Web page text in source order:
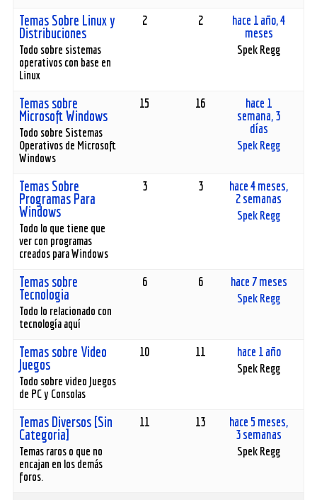
Temas Sobre Linux y
Distribuciones
Todo sobre sistemas
operativos con base en
Linux
2 2
hace 1 año, 4
meses
Spek Regg
Temas sobre
Microsoft Windows
Todo sobre Sistemas
Operativos de Microsoft
Windows
15 16
hace 1
semana, 3
días
Spek Regg
Temas Sobre
Programas Para
Windows
Todo lo que tiene que
ver con programas
creados para Windows
3 3
hace 4 meses,
2 semanas
Spek Regg
Temas sobre
Tecnologia
Todo lo relacionado con
tecnología aquí
6 6 hace 7 meses
Spek Regg
Temas sobre Video
Juegos
Todo sobre video Juegos
de PC y Consolas
10 11 hace 1 año
Spek Regg
Temas Diversos [Sin
Categoria]
Temas raros o que no
encajan en los demás
foros.
11 13
hace 5 meses,
3 semanas
Spek Regg